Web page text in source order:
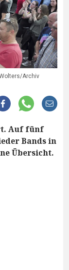
Archiv
Auf fünf
Bands in
Übersicht.